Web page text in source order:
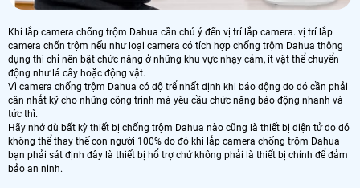
Khi lắp camera chống trộm Dahua cần chú ý đến vị trí lắp camera. vị trí lắp
camera chốn trộm nếu như loại camera có tích hợp chống trộm Dahua thông
dụng thì chỉ nên bật chức năng ở những khu vực nhạy cảm, ít vật thể chuyển
động như lá cây hoặc động vật.
Vì camera chống trộm Dahua có độ trể nhất định khi báo động do đó cần phải
cân nhắt kỹ cho những công trình mà yêu cầu chức năng báo động nhanh và
tức thì.
Hãy nhớ dù bất kỳ thiết bị chống trộm Dahua nào cũng là thiết bị điện tử do đó
không thể thay thế con người 100% do đó khi lắp camera chống trộm Dahua
bạn phải sát định đây là thiết bị hổ trợ chứ không phải là thiết bị chính để đảm
bảo an ninh.